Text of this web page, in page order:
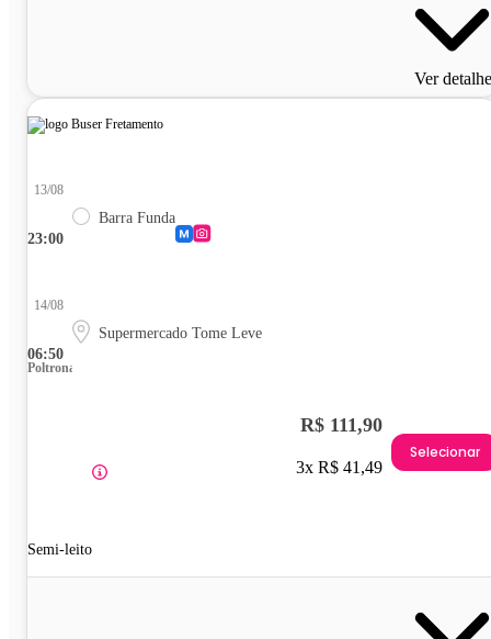
Ver
23:00
13/08
Barra Funda
06:50
14/08
Supermercado Tome Leve
Poltrona
Semi-leito
R$ 111,90
3x R$ 41,49
Selecionar